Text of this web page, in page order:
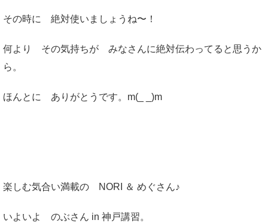
その時に 絶対使いましょうね〜！
何より その気持ちが みなさんに絶対伝わってると思うか
ら。
ほんとに ありがとうです。m(_ _)m
楽しむ気合い満載の NORI ＆ めぐさん♪
いよいよ のぶさん in 神戸講習。